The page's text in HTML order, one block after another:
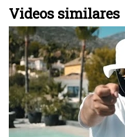
Videos similares